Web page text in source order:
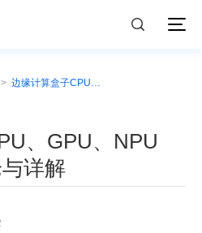
> 边缘计算盒子CPU、GPU、NPU参数重要性结论与详解
、GPU、NPU
详解